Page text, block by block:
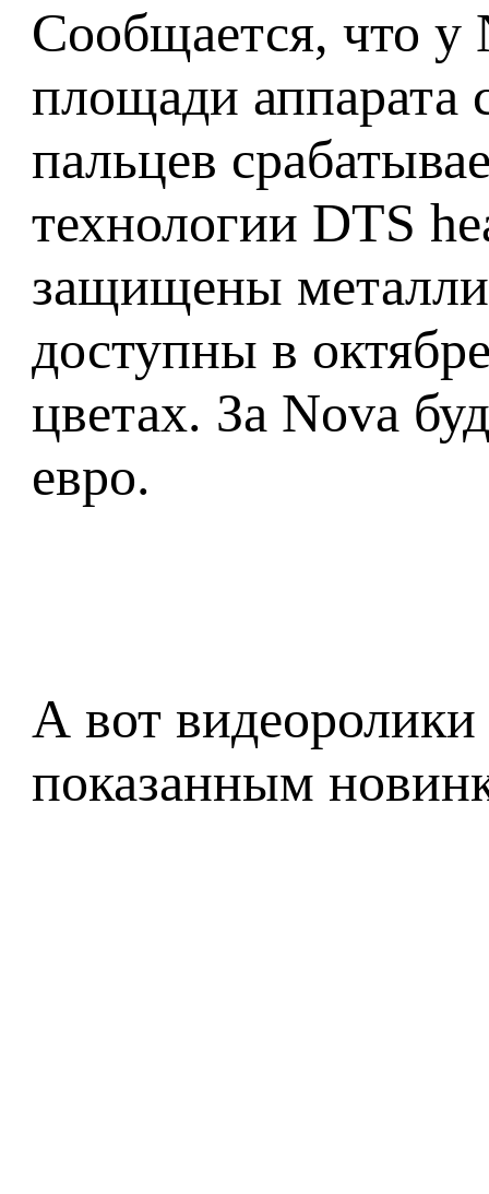
Сообщается, что
площади аппарата
пальцев
технологии DTS
защищены
доступны в
цветах. За Nova
евро.
А вот
показанным